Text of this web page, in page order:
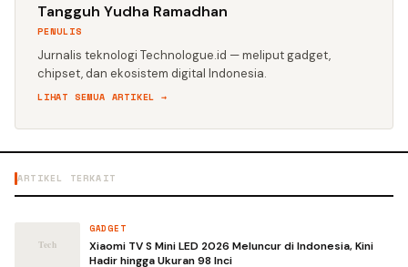
Tangguh Yudha Ramadhan
PENULIS
Jurnalis teknologi Technologue.id — meliput gadget,
chipset, dan ekosistem digital Indonesia.
LIHAT SEMUA ARTIKEL →
ARTIKEL TERKAIT
GADGET
Xiaomi TV S Mini LED 2026 Meluncur di Indonesia, Kini
Hadir hingga Ukuran 98 Inci